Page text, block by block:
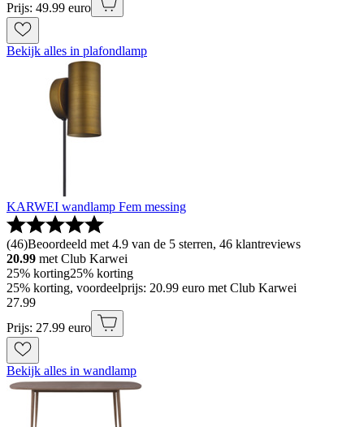
Prijs: 49.99 euro
Bekijk alles in plafondlamp
KARWEI wandlamp Fem messing
(46)Beoordeeld met 4.9 van de 5 sterren, 46 klantreviews
20.99 met Club Karwei
25% korting25% korting
25% korting, voordeelprijs: 20.99 euro met Club Karwei
27.99
Prijs: 27.99 euro
Bekijk alles in wandlamp